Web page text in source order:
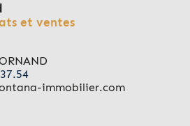
et ventes
immobilier.com